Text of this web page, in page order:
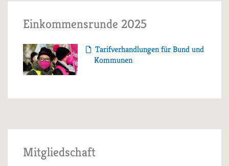
Einkommensrunde 2025
Tarifverhandlungen für Bund und
Kommunen
Mitgliedschaft